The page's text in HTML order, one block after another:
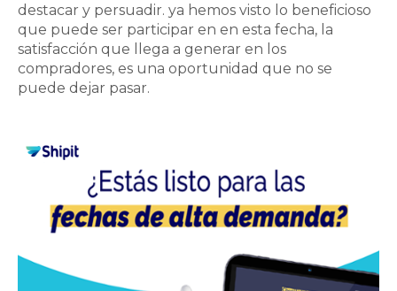
destacar y persuadir. ya hemos visto lo beneficioso
que puede ser participar en en esta fecha, la
satisfacción que llega a generar en los
compradores, es una oportunidad que no se
puede dejar pasar.